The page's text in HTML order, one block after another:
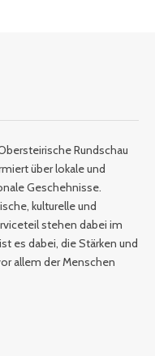
Rundschau
über lokale und
Geschehnisse.
kulturelle und
stehen dabei im
es dabei, die Stärken und
allem der Menschen